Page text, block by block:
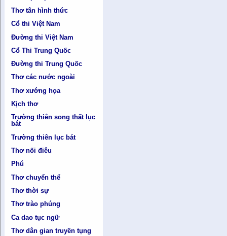
Thơ tân hình thức
Cổ thi Việt Nam
Đường thi Việt Nam
Cổ Thi Trung Quốc
Đường thi Trung Quốc
Thơ các nước ngoài
Thơ xướng họa
Kịch thơ
Trường thiên song thất lục
bát
Trường thiên lục bát
Thơ nối điêu
Phú
Thơ chuyển thể
Thơ thời sự
Thơ trào phúng
Ca dao tục ngữ
Thơ dân gian truyền tụng